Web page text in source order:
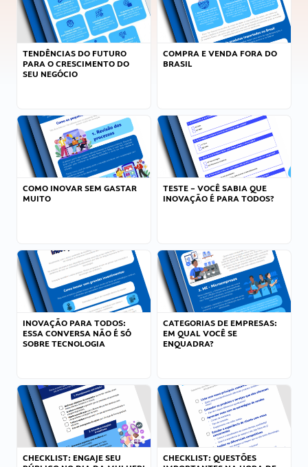
TENDÊNCIAS DO FUTURO
PARA O CRESCIMENTO DO
SEU NEGÓCIO
COMPRA E VENDA FORA DO
BRASIL
COMO INOVAR SEM GASTAR
MUITO
TESTE – VOCÊ SABIA QUE
INOVAÇÃO É PARA TODOS?
INOVAÇÃO PARA TODOS:
ESSA CONVERSA NÃO É SÓ
SOBRE TECNOLOGIA
CATEGORIAS DE EMPRESAS:
EM QUAL VOCÊ SE
ENQUADRA?
CHECKLIST: ENGAJE SEU
CHECKLIST: QUESTÕES